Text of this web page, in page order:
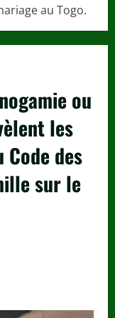
au Togo.
ou
les
des
sur le